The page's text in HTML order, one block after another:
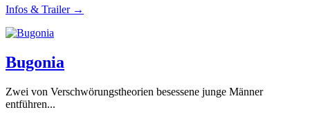
Infos & Trailer →
Bugonia
Zwei von Verschwörungstheorien besessene junge Männer
entführen...